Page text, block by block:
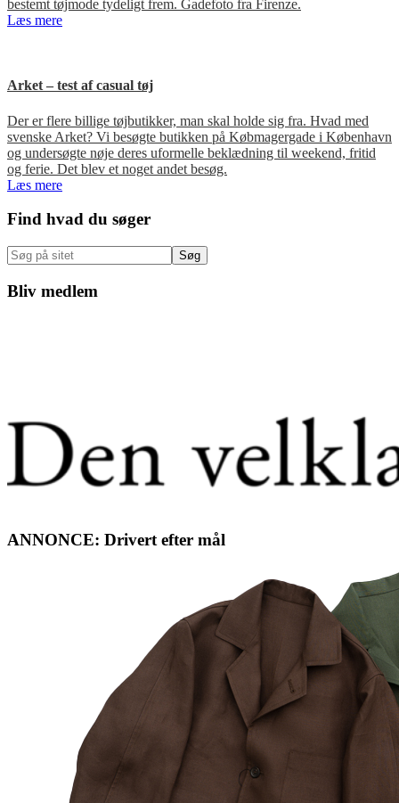
bestemt tøjmode tydeligt frem. Gadefoto fra Firenze.
Læs mere
Arket – test af casual tøj
Der er flere billige tøjbutikker, man skal holde sig fra. Hvad med
svenske Arket? Vi besøgte butikken på Købmagergade i København
og undersøgte nøje deres uformelle beklædning til weekend, fritid
og ferie. Det blev et noget andet besøg.
Læs mere
Primær
Sidebar
Find hvad du søger
Søg
på
sitet
Bliv medlem
ANNONCE: Drivert efter mål